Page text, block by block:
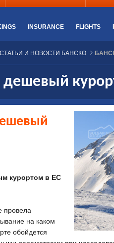
INSURANCE FLIGHTS
СТАТЬИ И НОВОСТИ БАНСКО
курортом в ЕС
провела
на каком
обойдется